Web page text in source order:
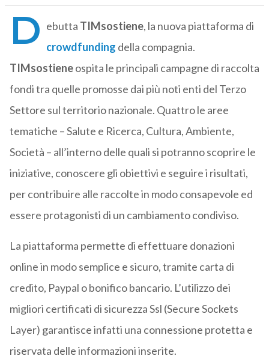
D ebutta TIMsostiene, la nuova piattaforma di
crowdfunding della compagnia.
TIMsostieneospita le principali campagne di raccolta
fondi tra quelle promosse dai più noti enti del Terzo
Settore sul territorio nazionale. Quattro le aree
tematiche – Salute e Ricerca, Cultura, Ambiente,
Società – all’interno delle quali si potranno scoprire le
iniziative, conoscere gli obiettivi e seguire i risultati,
per contribuire alle raccolte in modo consapevole ed
essere protagonisti di un cambiamento condiviso.
La piattaforma permette di effettuare donazioni
online in modo semplice e sicuro, tramite carta di
credito, Paypal o bonifico bancario. L’utilizzo dei
migliori certificati di sicurezza Ssl (Secure Sockets
Layer) garantisce infatti una connessione protetta e
riservata delle informazioni inserite.